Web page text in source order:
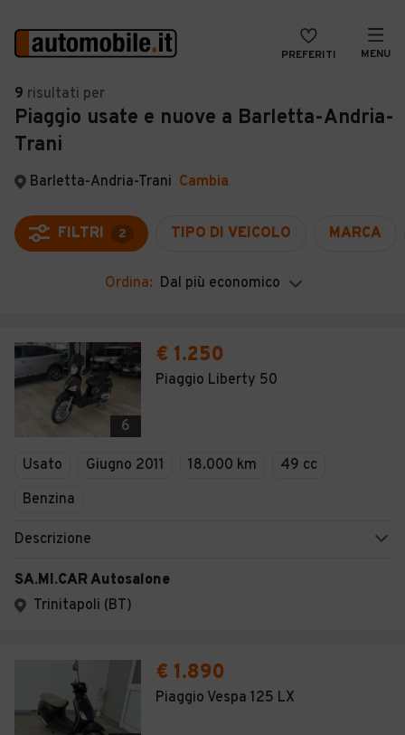
PREFERITI MENU
Auto
Auto usate
Auto Km 0
Auto Nuove
Moto
Camper
Veicoli Commerciali
VENDI
MAGAZINE
ACCEDI
9 risultati per
Piaggio usate e nuove a Barletta-Andria-
Trani
Barletta-Andria-Trani Cambia
FILTRI 2 TIPO DI VEICOLO MARCA
Ordina: Dal più economico
6
€ 1.250
Piaggio Liberty 50
Usato Giugno 2011 18.000 km
49 cc
Benzina
Descrizione
SA.MI.CAR Autosalone
Trinitapoli (BT)
€ 1.890
Piaggio Vespa 125 LX